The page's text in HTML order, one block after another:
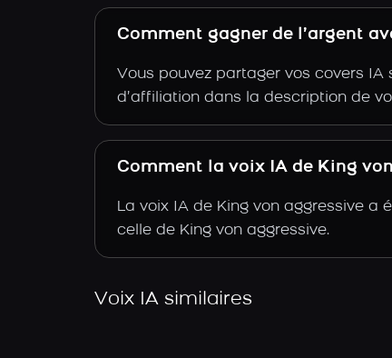
Comment gagner de l’argent
Vous pouvez partager vos covers
d’affiliation dans la description de
Comment la voix IA de King
La voix IA de King von aggressive a
celle de King von aggressive.
Voix IA similaires